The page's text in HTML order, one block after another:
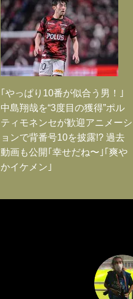
｢やっぱり10番が似合う男！｣
中島翔哉を“3度目の獲得”ポル
ティモネンセが歓迎アニメーシ
ョンで背番号10を披露!? 過去
動画も公開｢幸せだね〜｣｢爽や
かイケメン｣